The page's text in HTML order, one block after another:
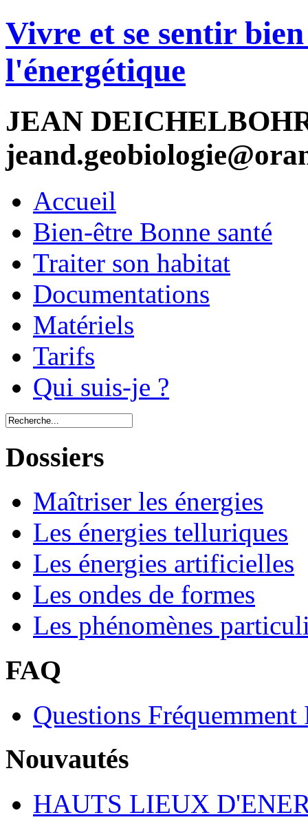
Vivre et se sentir
l'énergétique
JEAN
Accueil
Bien-être Bonne santé
Traiter son habitat
Documentations
Matériels
Tarifs
Qui suis-je ?
Dossiers
Maîtriser les énergies
Les énergies telluriques
Les énergies artificielles
Les ondes de formes
Les phénomènes
FAQ
Questions Fréquemment
Nouvautés
HAUTS LIEUX